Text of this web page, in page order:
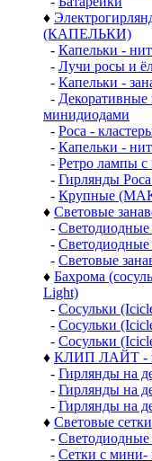
♦
(КАПЕЛЬКИ)
- Капельки -
- Лучи росы и
- Капельки -
-
минидиодами
- Роса -
- Капельки -
- Ретро лампы
- Гирлянды
- Крупные
♦ Световые
-
-
- Световые
♦ Бахрома
Light)
- Сосульки
- Сосульки
- Сосульки
♦ КЛИП ЛАЙТ -
- Гирлянды на
- Гирлянды на
- Гирлянды на
♦ Световые
-
- Сетки с мини-